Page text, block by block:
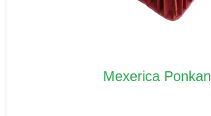
Mexerica Ponkan